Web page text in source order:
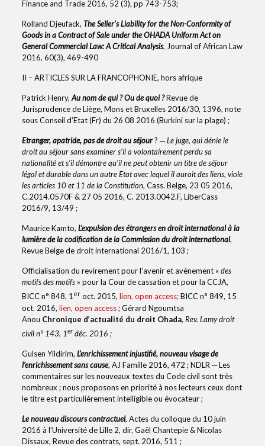
Finance and Trade 2016, 52 (3), pp 743-753;
Rolland Djeufack, The Seller’s Liability for the Non-Conformity of
Goods in a Contract of Sale under the OHADA Uniform Act on
General Commercial Law: A Critical Analysis, Journal of African Law
2016, 60(3), 469-490
II – ARTICLES SUR LA FRANCOPHONIE, hors afrique
Patrick Henry,Au nom de qui ? Ou de quoi ?Revue de
Jurisprudence de Liège, Mons et Bruxelles 2016/30, 1396, note
sous Conseil d’Etat (Fr) du 26 08 2016 (Burkini sur la plage) ;
Etranger, apatride, pas de droit au séjour? ─Le juge, qui dénie le
droit au séjour sans examiner s’il a volontairement perdu sa
nationalité et s’il démontre qu’il ne peut obtenir un titre de séjour
légal et durable dans un autre Etat avec lequel il aurait des liens, viole
les articles 10 et 11 de la Constitution, Cass. Belge, 23 05 2016,
C.2014.0570F & 27 05 2016, C. 2013.0042.F, LiberCass
2016/9, 13/49 ;
Maurice Kamto, L’expulsion des étrangers en droit international à la
lumière de la codification de la Commission du droit international,
Revue Belge de droit international 2016/1, 103 ;
Officialisation du revirement pour l’avenir et avènement « des
motifs des motifs» pour la Cour de cassation et pour la CCJA,
BICC n° 848, 1er oct. 2015, lien, open access; BICC n° 849, 15
oct. 2016, lien, open access; Gérard Ngoumtsa
Anou Chronique d’actualité du droit Ohada, Rev. Lamy droit
civil n° 143, 1erdéc. 2016 ;
Gulsen Yildirim, L’enrichissement injustifié, nouveau visage de
l’enrichissement sans cause, AJ Famille 2016, 472 ; NDLR ─ Les
commentaires sur les nouveaux textes du Code civil sont très
nombreux ; nous proposons en priorité à nos lecteurs ceux dont
le titre est particulièrement intelligible ou évocateur ;
Le nouveau discours contractuel, Actes du colloque du 10 juin
2016 à l’Université de Lille 2, dir. Gaël Chantepie & Nicolas
Dissaux, Revue des contrats, sept. 2016, 511 ;